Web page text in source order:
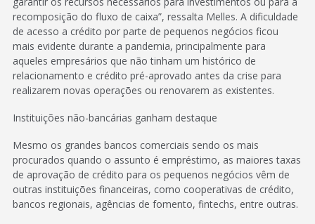
recomposição do fluxo de caixa”, ressalta Melles. A dificuldade
de acesso a crédito por parte de pequenos negócios ficou
mais evidente durante a pandemia, principalmente para
aqueles empresários que não tinham um histórico de
relacionamento e crédito pré-aprovado antes da crise para
realizarem novas operações ou renovarem as existentes.
Instituições não-bancárias ganham destaque
Mesmo os grandes bancos comerciais sendo os mais
procurados quando o assunto é empréstimo, as maiores taxas
de aprovação de crédito para os pequenos negócios vêm de
outras instituições financeiras, como cooperativas de crédito,
bancos regionais, agências de fomento, fintechs, entre outras.